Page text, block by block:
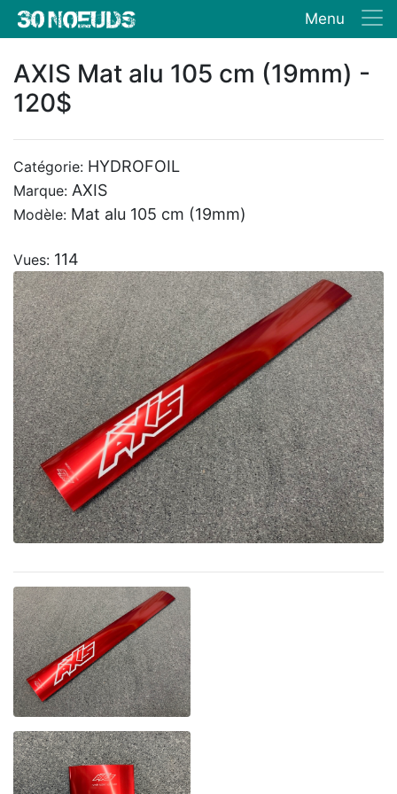
Menu
AXIS Mat alu 105 cm (19mm) -
120$
Catégorie: HYDROFOIL
Marque: AXIS
Modèle: Mat alu 105 cm (19mm)
Vues: 114